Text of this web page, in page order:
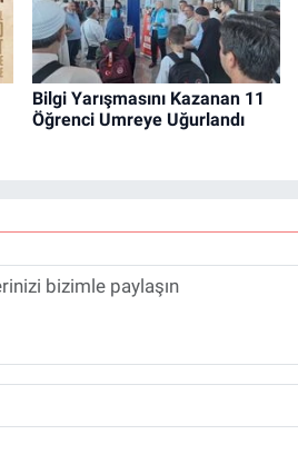
Bilgi Yarışmasını Kazanan 11
Öğrenci Umreye Uğurlandı